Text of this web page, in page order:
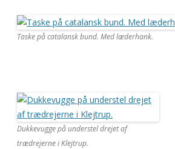
Taske på catalansk bund. Med læderhank.
Dukkevugge på understel drejet af
trædrejerne i Klejtrup.